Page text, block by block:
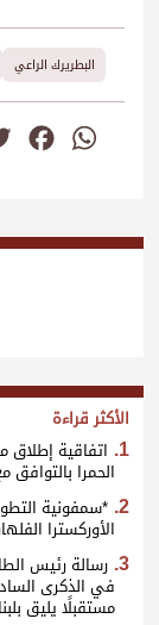
البطريرك الراعي
الأكثر قراءة
اتفاقية
الحمرا بالتوافق
*سمفونية
الأوركسترا
رسالة رئيس
في الذكرى
مستقبلًا يليق